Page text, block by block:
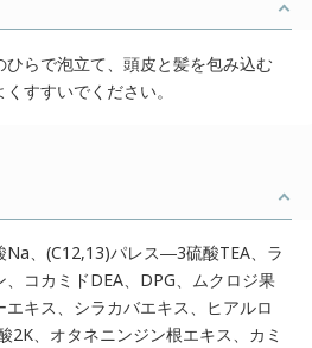
らで泡立て、頭皮と髪を包み込む
すすいでください。
Na、(C12,13)パレス―3硫酸TEA、ラ
コカミドDEA、DPG、ムクロジ果
キス、シラカバエキス、ヒアルロ
2K、オタネニンジン根エキス、カミ